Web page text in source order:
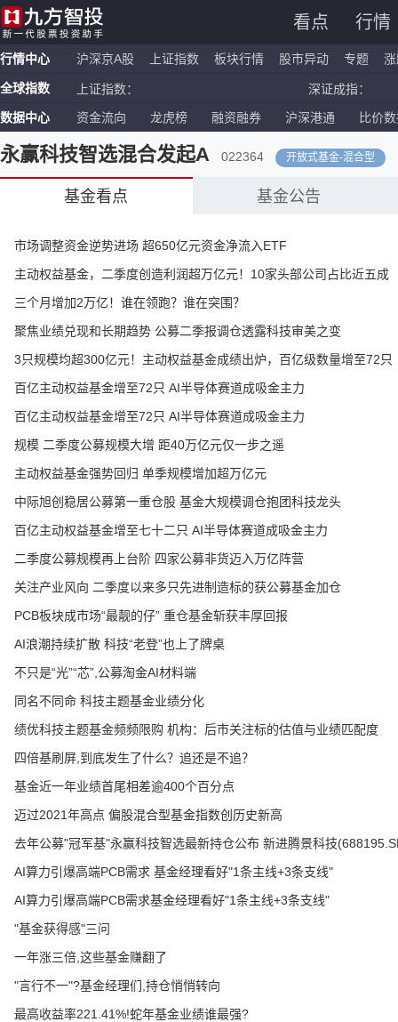
看点 行情
行情中心 沪深京A股 上证指数 板块行情 股市异动 专题
全球指数 上证指数： 深证成指：
恒生指数： 国企指数：
纳斯达克ETF： 标普500ETF：
数据中心 资金流向 龙虎榜 融资融券 沪深港通 比价
永赢科技智选混合发起A 022364 开放式基金-混合型
基金看点 基金公告
市场调整资金逆势进场 超650亿元资金净流入ETF
主动权益基金，二季度创造利润超万亿元！10家头部公司占比近五成
三个月增加2万亿！谁在领跑？谁在突围？
聚焦业绩兑现和长期趋势 公募二季报调仓透露科技审美之变
3只规模均超300亿元！主动权益基金成绩出炉，百亿级数量增至72只
百亿主动权益基金增至72只 AI半导体赛道成吸金主力
百亿主动权益基金增至72只 AI半导体赛道成吸金主力
规模 二季度公募规模大增 距40万亿元仅一步之遥
主动权益基金强势回归 单季规模增加超万亿元
中际旭创稳居公募第一重仓股 基金大规模调仓抱团科技龙头
百亿主动权益基金增至七十二只 AI半导体赛道成吸金主力
二季度公募规模再上台阶 四家公募非货迈入万亿阵营
关注产业风向 二季度以来多只先进制造标的获公募基金加仓
PCB板块成市场“最靓的仔” 重仓基金斩获丰厚回报
AI浪潮持续扩散 科技“老登”也上了牌桌
不只是“光”“芯”,公募淘金AI材料端
同名不同命 科技主题基金业绩分化
绩优科技主题基金频频限购 机构：后市关注标的估值与业绩匹配度
四倍基刷屏,到底发生了什么？追还是不追？
基金近一年业绩首尾相差逾400个百分点
迈过2021年高点 偏股混合型基金指数创历史新高
去年公募"冠军基"永赢科技智选最新持仓公布 新进腾景科技
AI算力引爆高端PCB需求 基金经理看好"1条主线+3条支线"
AI算力引爆高端PCB需求基金经理看好"1条主线+3条支线"
"基金获得感"三问
一年涨三倍,这些基金赚翻了
"言行不一"?基金经理们,持仓悄悄转向
最高收益率221.41%!蛇年基金业绩谁最强?